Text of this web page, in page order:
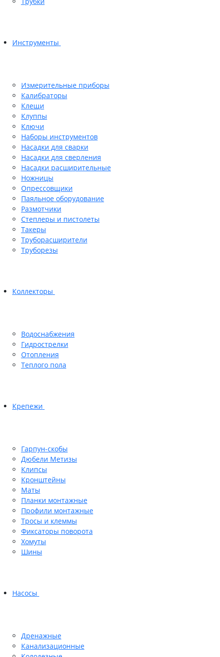
Инструменты
Измерительные приборы
Калибраторы
Клещи
Клуппы
Ключи
Наборы инструментов
Насадки для сварки
Насадки для сверления
Насадки расширительные
Ножницы
Опрессовщики
Паяльное оборудование
Размотчики
Степлеры и пистолеты
Такеры
Труборасширители
Труборезы
Коллекторы
Водоснабжения
Гидрострелки
Отопления
Теплого пола
Крепежи
Гарпун-скобы
Дюбели Метизы
Клипсы
Кронштейны
Маты
Планки монтажные
Профили монтажные
Тросы и клеммы
Фиксаторы поворота
Хомуты
Шины
Насосы
Дренажные
Канализационные